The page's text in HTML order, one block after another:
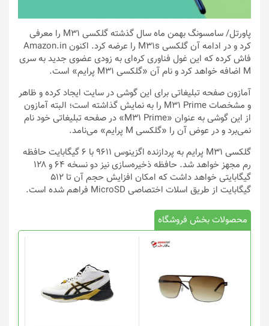
پاورتل
/ سامسونگ بهمن ماه سال گذشته گلکسی M31 را معرفی
کرد و در ادامه آن گلکسی M31s را عرضه کرد. اکنون Amazon.in
فاش کرده که این غول فناوری کره‌ای به زودی عضوی جدید به سری
M اضافه خواهد کرد و نام آن «گلکسی M31 پرایم» است.
آمازون صفحه تبلیغاتی برای این گوشی در سایت ایجاد کرده و ظاهر
و مشخصات M31 Prime را به نمایش گذاشته است؛ البته آمازون
از این گوشی به عنوان «M31 Prime» در صفحه تبلیغاتی خود نام
نمی‌برد و در عوض آن را «گلکسی M پرایم» می‌نامد.
گلکسی M31 پرایم به پردازنده اگزینوس ۹۶۱۱ با ۶ گیگابایت حافظه
رم مجهز خواهد شد. حافظه ذخیره‌سازی نیز دو نسخه ۶۴ و ۱۲۸
گیگابایتی خواهد داشت که امکان افزایش حجم آن تا ۵۱۲
گیگابایت از طریق اسلات اختصاصی MicroSD فراهم شده است.
محصولات بخش فروشگاه
دارای
انواع
مختلفی